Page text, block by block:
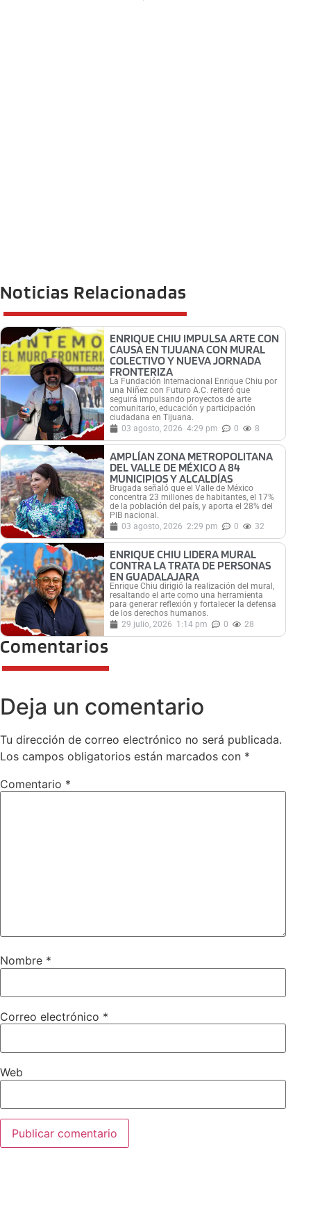
Noticias Relacionadas
ENRIQUE CHIU IMPULSA ARTE CON
CAUSA EN TIJUANA CON MURAL
COLECTIVO Y NUEVA JORNADA
FRONTERIZA
La Fundación Internacional Enrique Chiu por
una Niñez con Futuro A.C. reiteró que
seguirá impulsando proyectos de arte
comunitario, educación y participación
ciudadana en Tijuana.
03 agosto, 2026 4:29 pm 0 8
AMPLÍAN ZONA METROPOLITANA
DEL VALLE DE MÉXICO A 84
MUNICIPIOS Y ALCALDÍAS
Brugada señaló que el Valle de México
concentra 23 millones de habitantes, el 17%
de la población del país, y aporta el 28% del
PIB nacional.
03 agosto, 2026 2:29 pm 0 32
ENRIQUE CHIU LIDERA MURAL
CONTRA LA TRATA DE PERSONAS
EN GUADALAJARA
Enrique Chiu dirigió la realización del mural,
resaltando el arte como una herramienta
para generar reflexión y fortalecer la defensa
de los derechos humanos.
29 julio, 2026 1:14 pm 0 28
Comentarios
Deja un comentario
Tu dirección de correo electrónico no será publicada.
Los campos obligatorios están marcados con *
Comentario *
Nombre *
Correo electrónico *
Web